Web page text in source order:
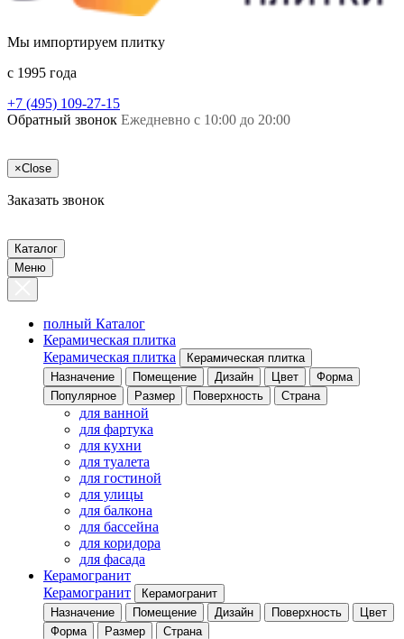
Мы импортируем плитку
c 1995 года
+7 (495) 109-27-15
Обратный звонок Ежедневно с 10:00 до 20:00
×Close
Заказать звонок
Каталог
Меню
полный Каталог
Керамическая плитка
Керамическая плитка
Керамическая плитка
Назначение
Помещение Дизайн Цвет
Форма
Популярное
Размер Поверхность Страна
для ванной
для фартука
для кухни
для туалета
для гостиной
для улицы
для балкона
для бассейна
для коридора
для фасада
Керамогранит
Керамогранит
Керамогранит
Назначение
Помещение Дизайн Поверхность
Цвет
Форма
Размер Страна